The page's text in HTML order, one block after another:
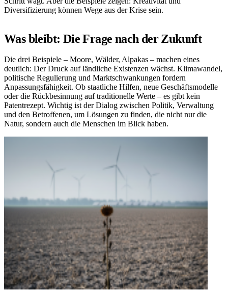
Diversifizierung können Wege aus der Krise sein.
Was bleibt: Die Frage nach der Zukunft
Die drei Beispiele – Moore, Wälder, Alpakas – machen eines
deutlich: Der Druck auf ländliche Existenzen wächst. Klimawandel,
politische Regulierung und Marktschwankungen fordern
Anpassungsfähigkeit. Ob staatliche Hilfen, neue Geschäftsmodelle
oder die Rückbesinnung auf traditionelle Werte – es gibt kein
Patentrezept. Wichtig ist der Dialog zwischen Politik, Verwaltung
und den Betroffenen, um Lösungen zu finden, die nicht nur die
Natur, sondern auch die Menschen im Blick haben.